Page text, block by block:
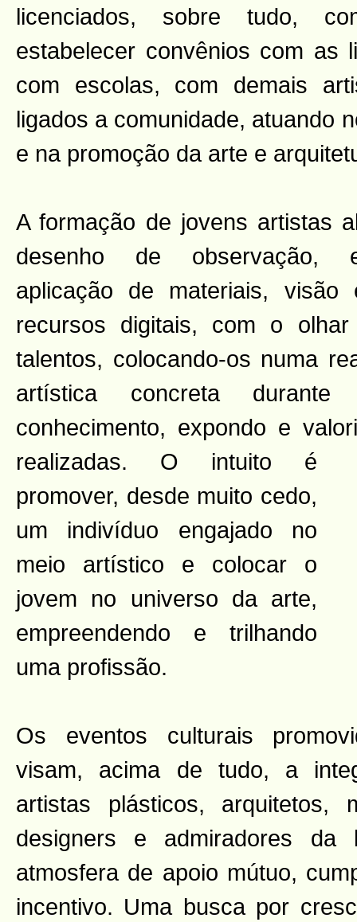
licenciados, sobre tudo,
estabelecer convênios com as
com escolas, com demais
ligados a comunidade, atuando
e na promoção da arte e
A formação de jovens artistas
desenho de observação,
aplicação de materiais, visão
recursos digitais, com o
talentos, colocando-os numa
artística concreta
conhecimento, expondo e
realizadas. O intuito é
promover, desde muito cedo,
um indivíduo engajado no
meio artístico e colocar o
jovem no universo da arte,
empreendendo e trilhando
uma profissão.
Os eventos culturais
visam, acima de tudo, a
artistas plásticos, arquitetos,
designers e admiradores da
atmosfera de apoio mútuo,
incentivo. Uma busca por